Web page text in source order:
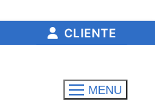
CLIENTE
MENU